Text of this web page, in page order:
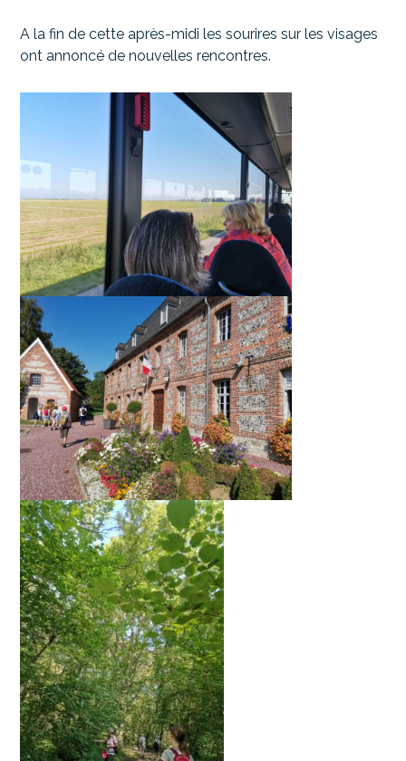
A la fin de cette après-midi les sourires sur les visages
ont annoncé de nouvelles rencontres.